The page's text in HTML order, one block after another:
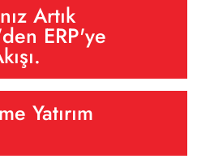
Artık
ERP'ye
Yatırım